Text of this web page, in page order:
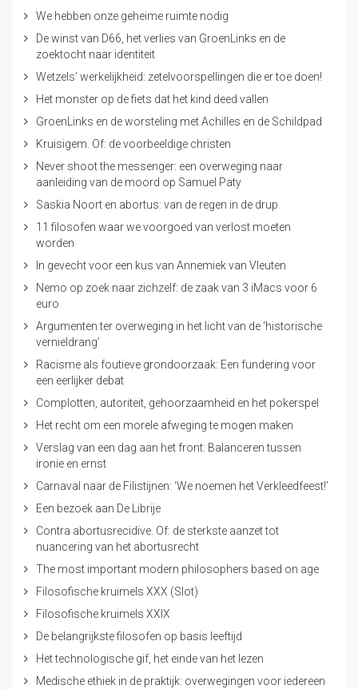
We hebben onze geheime ruimte nodig
De winst van D66, het verlies van GroenLinks en de
zoektocht naar identiteit
Wetzels’ werkelijkheid: zetelvoorspellingen die er toe doen!
Het monster op de fiets dat het kind deed vallen
GroenLinks en de worsteling met Achilles en de Schildpad
Kruisigem. Of: de voorbeeldige christen
Never shoot the messenger: een overweging naar
aanleiding van de moord op Samuel Paty
Saskia Noort en abortus: van de regen in de drup
11 filosofen waar we voorgoed van verlost moeten
worden
In gevecht voor een kus van Annemiek van Vleuten
Nemo op zoek naar zichzelf: de zaak van 3 iMacs voor 6
euro
Argumenten ter overweging in het licht van de ‘historische
vernieldrang’
Racisme als foutieve grondoorzaak: Een fundering voor
een eerlijker debat
Complotten, autoriteit, gehoorzaamheid en het pokerspel
Het recht om een morele afweging te mogen maken
Verslag van een dag aan het front: Balanceren tussen
ironie en ernst
Carnaval naar de Filistijnen: ‘We noemen het Verkleedfeest!’
Een bezoek aan De Librije
Contra abortusrecidive. Of: de sterkste aanzet tot
nuancering van het abortusrecht
The most important modern philosophers based on age
Filosofische kruimels XXX (Slot)
Filosofische kruimels XXIX
De belangrijkste filosofen op basis leeftijd
Het technologische gif, het einde van het lezen
Medische ethiek in de praktijk: overwegingen voor iedereen